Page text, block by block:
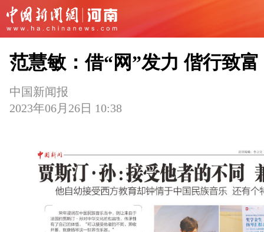
范慧敏：借“网”发力 偕行致富
中国新闻报
2023年06月26日 10:38